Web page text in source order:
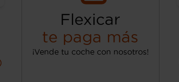
Flexicar
te paga más
¡Vende tu coche con nosotros!